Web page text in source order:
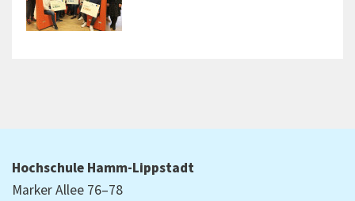
Hochschule Hamm-Lippstadt
Marker Allee 76–78